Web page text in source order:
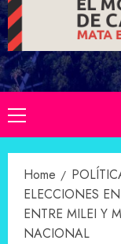
Primary
Menu
Home
ELECCIONES
ENTRE MILEI Y
NACIONAL